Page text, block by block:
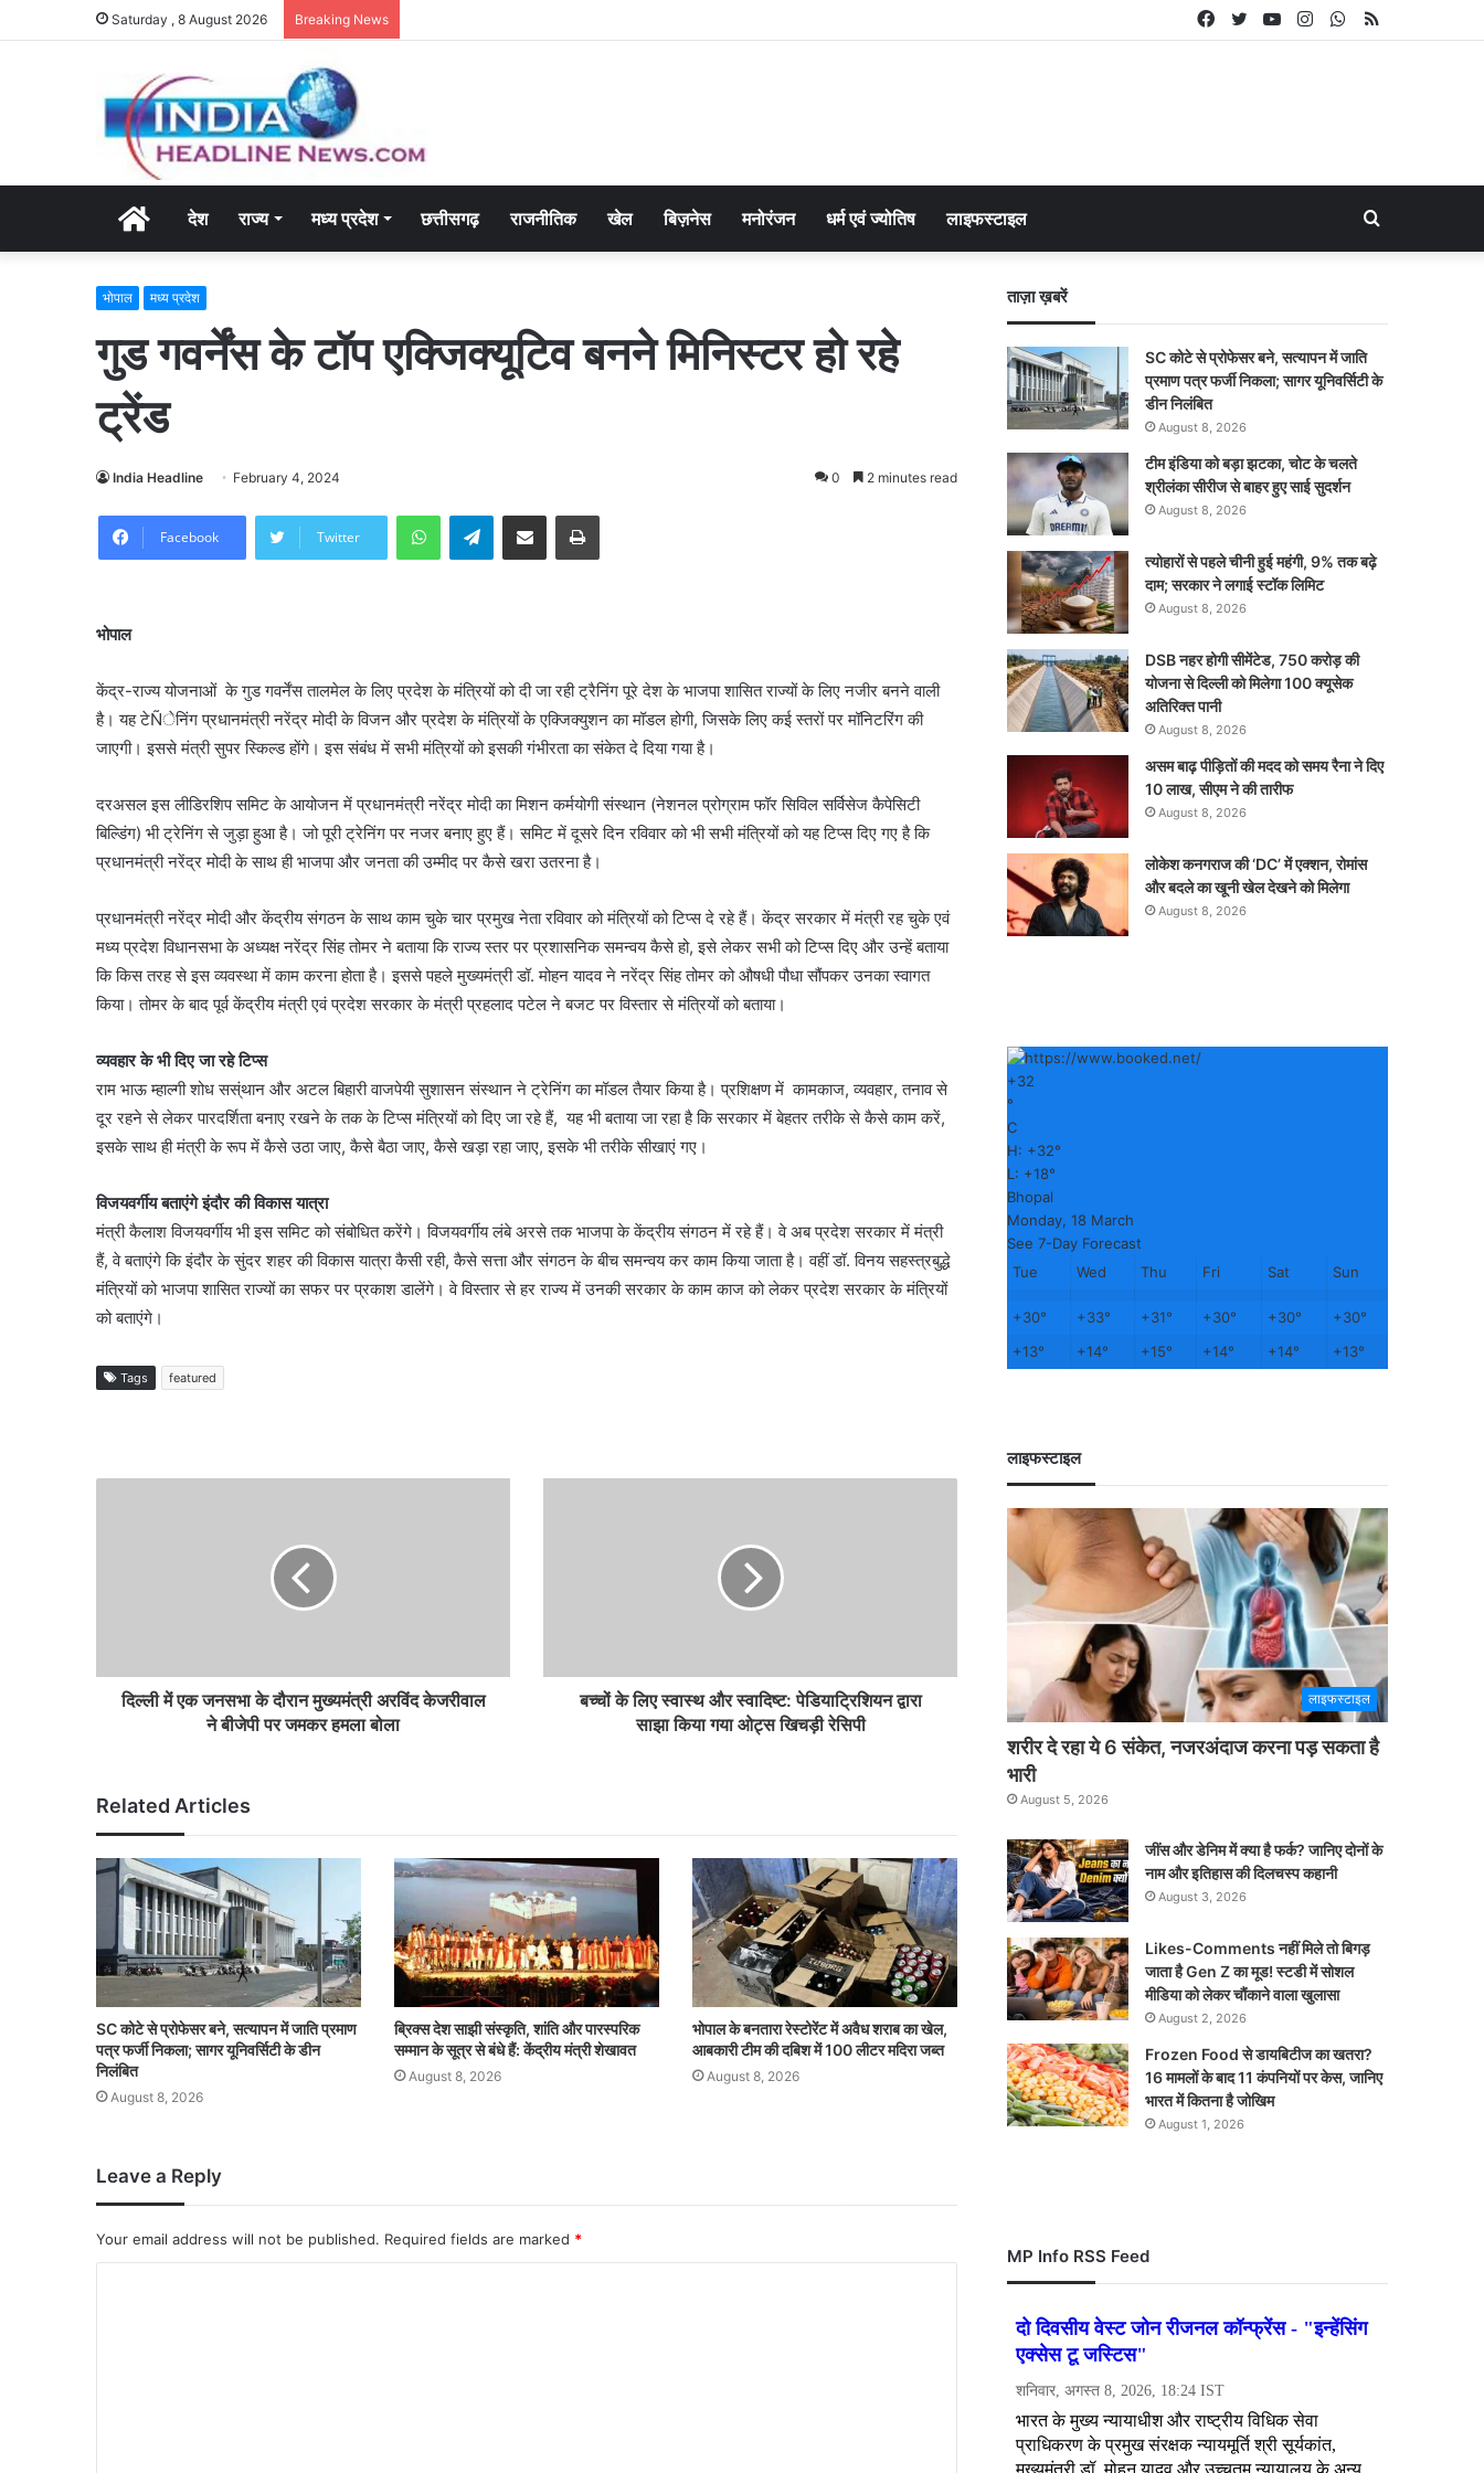
Saturday , 8 August 2026 Breaking News RSS
WhatsApp
Instagram
YouTube
Twitter
Facebook
Homeदेश राज्य मध्य प्रदेश छत्तीसगढ़ राजनीतिक खेल बिज़नेस मनोरंजन धर्म एवं ज्योतिष लाइफस्टाइल Search
भोपाल मध्य प्रदेश
गुड गवर्नेंस के टॉप एक्जिक्यूटिव बनने मिनिस्टर हो रहे
ट्रेंड
India Headline February 4, 2024 0 2 minutes read
Facebook Twitter
WhatsAppTelegramShare via Email Print
भोपाल
केंद्र-राज्य योजनाओं के गुड गवर्नेंस तालमेल के लिए प्रदेश के मंत्रियों को दी जा रही ट्रैनिंग पूरे देश के भाजपा शासित राज्यों के लिए नजीर बनने वाली
है। यह टेÑेनिंग प्रधानमंत्री नरेंद्र मोदी के विजन और प्रदेश के मंत्रियों के एक्जिक्युशन का मॉडल होगी, जिसके लिए कई स्तरों पर मॉनिटरिंग की
जाएगी। इससे मंत्री सुपर स्किल्ड होंगे। इस संबंध में सभी मंत्रियों को इसकी गंभीरता का संकेत दे दिया गया है।
दरअसल इस लीडिरशिप समिट के आयोजन में प्रधानमंत्री नरेंद्र मोदी का मिशन कर्मयोगी संस्थान (नेशनल प्रोग्राम फॉर सिविल सर्विसेज कैपेसिटी
बिल्डिंग) भी ट्रेनिंग से जुड़ा हुआ है। जो पूरी ट्रेनिंग पर नजर बनाए हुए हैं। समिट में दूसरे दिन रविवार को भी सभी मंत्रियों को यह टिप्स दिए गए है कि
प्रधानमंत्री नरेंद्र मोदी के साथ ही भाजपा और जनता की उम्मीद पर कैसे खरा उतरना है।
प्रधानमंत्री नरेंद्र मोदी और केंद्रीय संगठन के साथ काम चुके चार प्रमुख नेता रविवार को मंत्रियों को टिप्स दे रहे हैं। केंद्र सरकार में मंत्री रह चुके एवं
मध्य प्रदेश विधानसभा के अध्यक्ष नरेंद्र सिंह तोमर ने बताया कि राज्य स्तर पर प्रशासनिक समन्वय कैसे हो, इसे लेकर सभी को टिप्स दिए और उन्हें बताया
कि किस तरह से इस व्यवस्था में काम करना होता है। इससे पहले मुख्यमंत्री डॉ. मोहन यादव ने नरेंद्र सिंह तोमर को औषधी पौधा सौंपकर उनका स्वागत
किया। तोमर के बाद पूर्व केंद्रीय मंत्री एवं प्रदेश सरकार के मंत्री प्रहलाद पटेल ने बजट पर विस्तार से मंत्रियों को बताया।
व्यवहार के भी दिए जा रहे टिप्स
राम भाऊ म्हाल्गी शोध सस्ंथान और अटल बिहारी वाजपेयी सुशासन संस्थान ने ट्रेनिंग का मॉडल तैयार किया है। प्रशिक्षण में कामकाज, व्यवहार, तनाव से
दूर रहने से लेकर पारदर्शिता बनाए रखने के तक के टिप्स मंत्रियों को दिए जा रहे हैं, यह भी बताया जा रहा है कि सरकार में बेहतर तरीके से कैसे काम करें,
इसके साथ ही मंत्री के रूप में कैसे उठा जाए, कैसे बैठा जाए, कैसे खड़ा रहा जाए, इसके भी तरीके सीखाएं गए।
विजयवर्गीय बताएंगे इंदौर की विकास यात्रा
मंत्री कैलाश विजयवर्गीय भी इस समिट को संबोधित करेंगे। विजयवर्गीय लंबे अरसे तक भाजपा के केंद्रीय संगठन में रहे हैं। वे अब प्रदेश सरकार में मंत्री
हैं, वे बताएंगे कि इंदौर के सुंदर शहर की विकास यात्रा कैसी रही, कैसे सत्ता और संगठन के बीच समन्वय कर काम किया जाता है। वहीं डॉ. विनय सहस्त्रबुद्धे
मंत्रियों को भाजपा शासित राज्यों का सफर पर प्रकाश डालेंगे। वे विस्तार से हर राज्य में उनकी सरकार के काम काज को लेकर प्रदेश सरकार के मंत्रियों
को बताएंगे।
Tags featured
दिल्ली में एक जनसभा के दौरान मुख्यमंत्री अरविंद केजरीवाल
ने बीजेपी पर जमकर हमला बोला
बच्चों के लिए स्वास्थ और स्वादिष्ट: पेडियाट्रिशियन द्वारा
साझा किया गया ओट्स खिचड़ी रेसिपी
Related Articles
SC कोटे से प्रोफेसर बने, सत्यापन में जाति प्रमाण
पत्र फर्जी निकला; सागर यूनिवर्सिटी के डीन
निलंबित
August 8, 2026
ब्रिक्स देश साझी संस्कृति, शांति और पारस्परिक
सम्मान के सूत्र से बंधे हैं: केंद्रीय मंत्री शेखावत
August 8, 2026
भोपाल के बनतारा रेस्टोरेंट में अवैध शराब का खेल,
आबकारी टीम की दबिश में 100 लीटर मदिरा जब्त
August 8, 2026
Leave a Reply
Your email address will not be published. Required fields are marked *
ताज़ा ख़बरें
SC कोटे से प्रोफेसर बने, सत्यापन में जाति
प्रमाण पत्र फर्जी निकला; सागर यूनिवर्सिटी के
डीन निलंबित
August 8, 2026
टीम इंडिया को बड़ा झटका, चोट के चलते
श्रीलंका सीरीज से बाहर हुए साई सुदर्शन
August 8, 2026
त्योहारों से पहले चीनी हुई महंगी, 9% तक बढ़े
दाम; सरकार ने लगाई स्टॉक लिमिट
August 8, 2026
DSB नहर होगी सीमेंटेड, 750 करोड़ की
योजना से दिल्ली को मिलेगा 100 क्यूसेक
अतिरिक्त पानी
August 8, 2026
असम बाढ़ पीड़ितों की मदद को समय रैना ने दिए
10 लाख, सीएम ने की तारीफ
August 8, 2026
लोकेश कनगराज की ‘DC’ में एक्शन, रोमांस
और बदले का खूनी खेल देखने को मिलेगा
August 8, 2026
+32
°
C
H: +32°
L: +18°
Bhopal
Monday, 18 March
See 7-Day Forecast
Tue
Wed Thu Fri Sat Sun
+30° +33° +31° +30° +30° +30°
+13° +14° +15° +14° +14° +13°
लाइफस्टाइल
लाइफस्टाइल
शरीर दे रहा ये 6 संकेत, नजरअंदाज करना पड़ सकता है
भारी
August 5, 2026
जींस और डेनिम में क्या है फर्क? जानिए दोनों के
नाम और इतिहास की दिलचस्प कहानी
August 3, 2026
Likes-Comments नहीं मिले तो बिगड़
जाता है Gen Z का मूड! स्टडी में सोशल
मीडिया को लेकर चौंकाने वाला खुलासा
August 2, 2026
Frozen Food से डायबिटीज का खतरा?
16 मामलों के बाद 11 कंपनियों पर केस, जानिए
भारत में कितना है जोखिम
August 1, 2026
MP Info RSS Feed